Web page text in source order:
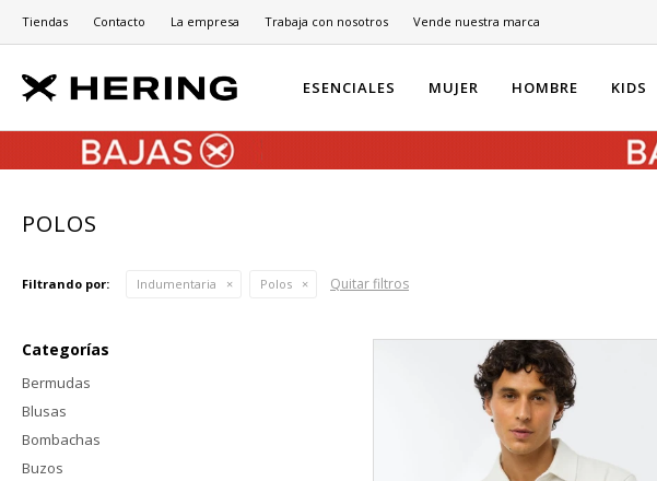
ESENCIALES MUJER HOMBRE KIDS
Tiendas Contacto La empresa Trabaja con nosotros Vende nuestra marca
POLOS
Filtrando por: Indumentaria Polos Quitar filtros
Categorías
Bermudas
Blusas
Bombachas
Buzos